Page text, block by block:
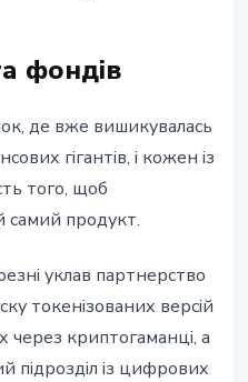
фондів
де вже вишикувалась
гігантів, і кожен із
того, щоб
самий продукт.
уклав партнерство
токенізованих версій
через криптогаманці, а
підрозділ із цифрових